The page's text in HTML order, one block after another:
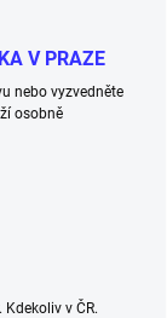
V PRAZE
nebo vyzvedněte
osobně
v ČR.